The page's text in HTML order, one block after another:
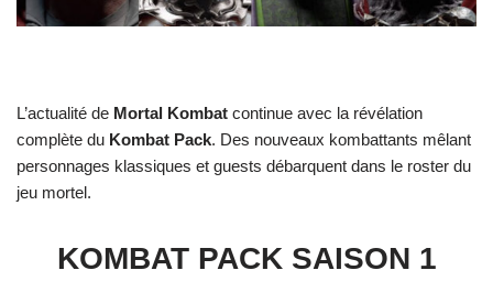
L’actualité de Mortal Kombat continue avec la révélation
complète du Kombat Pack. Des nouveaux kombattants mêlant
personnages klassiques et guests débarquent dans le roster du
jeu mortel.
KOMBAT PACK SAISON 1